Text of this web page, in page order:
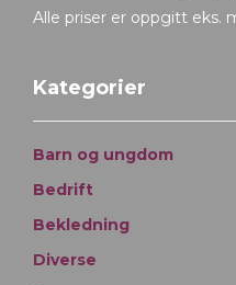
Alle priser er oppgitt eks.
Kategorier
Barn og ungdom
Bedrift
Bekledning
Diverse